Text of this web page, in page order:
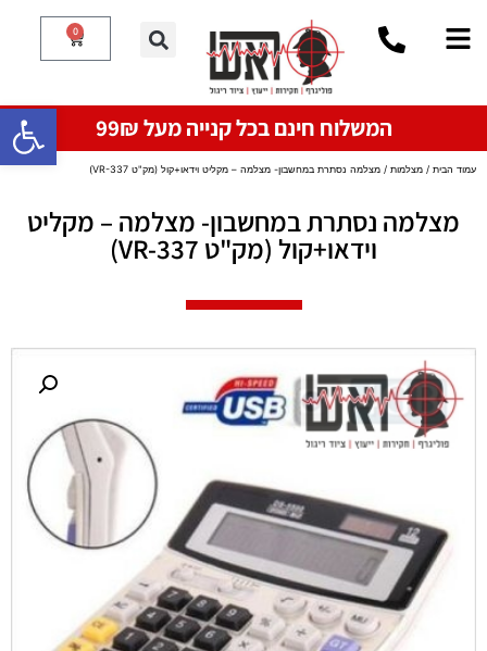
פתח
0
המשלוח חינם בכל קנייה מעל 99₪
עמוד הבית / מצלמות / מצלמה נסתרת במחשבון- מצלמה – מקליט וידאו+קול (מק"ט VR-337)
מצלמה נסתרת במחשבון- מצלמה – מקליט
וידאו+קול (מק"ט VR-337)